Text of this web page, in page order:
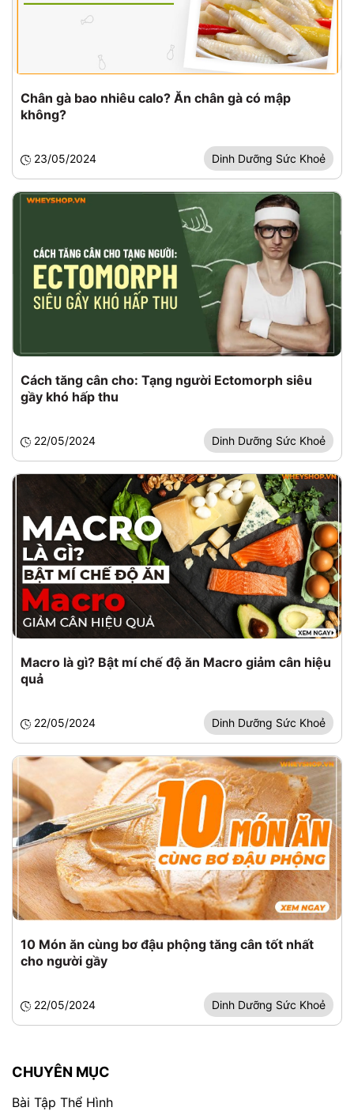
Chân gà bao nhiêu calo? Ăn chân gà có mập
không?
23/05/2024 Dinh Dưỡng Sức Khoẻ
Cách tăng cân cho: Tạng người Ectomorph siêu
gầy khó hấp thu
22/05/2024 Dinh Dưỡng Sức Khoẻ
Macro là gì? Bật mí chế độ ăn Macro giảm cân hiệu
quả
22/05/2024 Dinh Dưỡng Sức Khoẻ
10 Món ăn cùng bơ đậu phộng tăng cân tốt nhất
cho người gầy
22/05/2024 Dinh Dưỡng Sức Khoẻ
CHUYÊN MỤC
Bài Tập Thể Hình